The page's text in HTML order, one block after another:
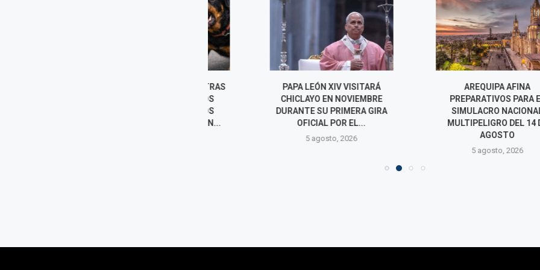
PAPA LEÓN XIV VISITARÁ
CHICLAYO EN NOVIEMBRE
DURANTE SU PRIMERA GIRA
OFICIAL POR EL...
AREQUIPA AFINA
PREPARATIVOS PARA EL
SIMULACRO NACIONAL
MULTIPELIGRO DEL 14 DE
AGRO
MÁS DE
OCHO